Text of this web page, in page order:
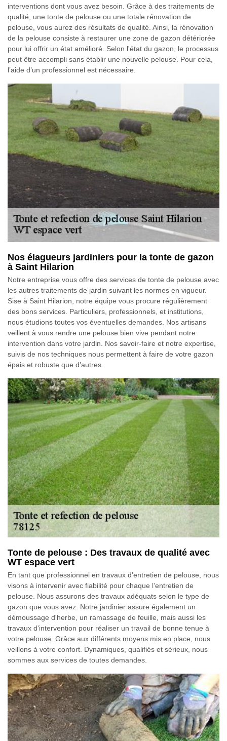
interventions dont vous avez besoin. Grâce à des traitements de
qualité, une tonte de pelouse ou une totale rénovation de
pelouse, vous aurez des résultats de qualité. Ainsi, la rénovation
de la pelouse consiste à restaurer une zone de gazon détériorée
pour lui offrir un état amélioré. Selon l'état du gazon, le processus
peut être accompli sans établir une nouvelle pelouse. Pour cela,
l’aide d’un professionnel est nécessaire.
Nos élagueurs jardiniers pour la tonte de gazon
à Saint Hilarion
Notre entreprise vous offre des services de tonte de pelouse avec
les autres traitements de jardin suivant les normes en vigueur.
Sise à Saint Hilarion, notre équipe vous procure régulièrement
des bons services. Particuliers, professionnels, et institutions,
nous étudions toutes vos éventuelles demandes. Nos artisans
veillent à vous rendre une pelouse bien vive pendant notre
intervention dans votre jardin. Nos savoir-faire et notre expertise,
suivis de nos techniques nous permettent à faire de votre gazon
épais et robuste que d’autres.
Tonte de pelouse : Des travaux de qualité avec
WT espace vert
En tant que professionnel en travaux d’entretien de pelouse, nous
visons à intervenir avec fiabilité pour chaque l’entretien de
pelouse. Nous assurons des travaux adéquats selon le type de
gazon que vous avez. Notre jardinier assure également un
démoussage d'herbe, un ramassage de feuille, mais aussi les
travaux d'intervention pour réaliser un travail de bonne tenue à
votre pelouse. Grâce aux différents moyens mis en place, nous
veillons à votre confort. Dynamiques, qualifiés et sérieux, nous
sommes aux services de toutes demandes.